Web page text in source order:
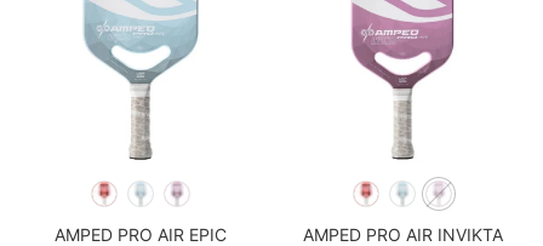
AMPED PRO AIR EPIC
AMPED PRO AIR INVIKTA